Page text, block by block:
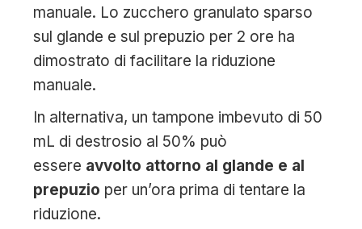
manuale. Lo zucchero granulato sparso
sul glande e sul prepuzio per 2 ore ha
dimostrato di facilitare la riduzione
manuale.
In alternativa, un tampone imbevuto di 50
mL di destrosio al 50% può
essere avvolto attorno al glande e al
prepuzio per un’ora prima di tentare la
riduzione.